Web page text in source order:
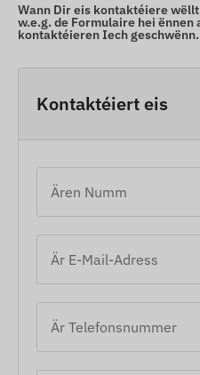
Wann Dir eis kontaktéiere
w.e.g. de Formulaire hei ënnen
kontaktéieren Iech geschwënn.
Kontaktéiert eis